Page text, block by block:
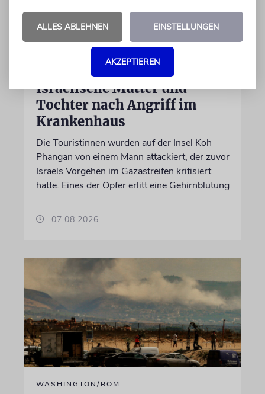
Israelische Mutter und
Tochter nach Angriff im
Krankenhaus
Die Touristinnen wurden auf der Insel Koh
Phangan von einem Mann attackiert, der zuvor
Israels Vorgehen im Gazastreifen kritisiert
hatte. Eines der Opfer erlitt eine Gehirnblutung
07.08.2026
WASHINGTON/ROM
ALLES ABLEHNEN EINSTELLUNGEN
AKZEPTIEREN